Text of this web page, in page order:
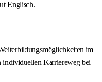
Englisch.
im
Karriereweg bei